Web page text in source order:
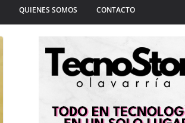
QUIENES SOMOS CONTACTO